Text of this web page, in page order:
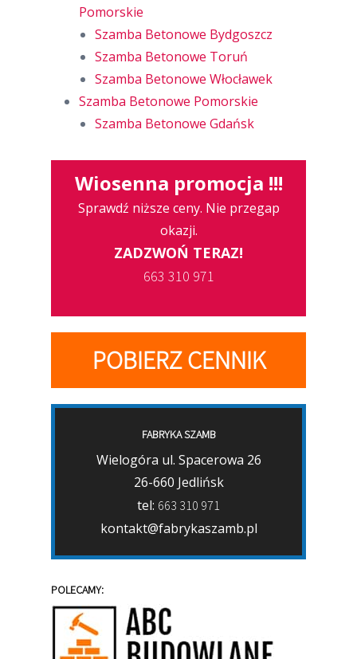
Pomorskie
Szamba Betonowe Bydgoszcz
Szamba Betonowe Toruń
Szamba Betonowe Włocławek
Szamba Betonowe Pomorskie
Szamba Betonowe Gdańsk
Wiosenna promocja !!!
Sprawdź niższe ceny. Nie przegap
okazji.
ZADZWOŃ TERAZ!
663 310 971
POBIERZ CENNIK
FABRYKA SZAMB
Wielogóra ul. Spacerowa 26
26-660 Jedlińsk
tel: 663 310 971
kontakt@fabrykaszamb.pl
POLECAMY: